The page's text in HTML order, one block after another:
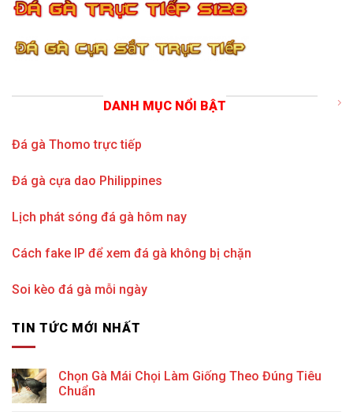
DANH MỤC NỔI BẬT
Đá gà Thomo trực tiếp
Đá gà cựa dao Philippines
Lịch phát sóng đá gà hôm nay
Cách fake IP để xem đá gà không bị chặn
Soi kèo đá gà mỗi ngày
TIN TỨC MỚI NHẤT
Chọn Gà Mái Chọi Làm Giống Theo Đúng Tiêu
Chuẩn